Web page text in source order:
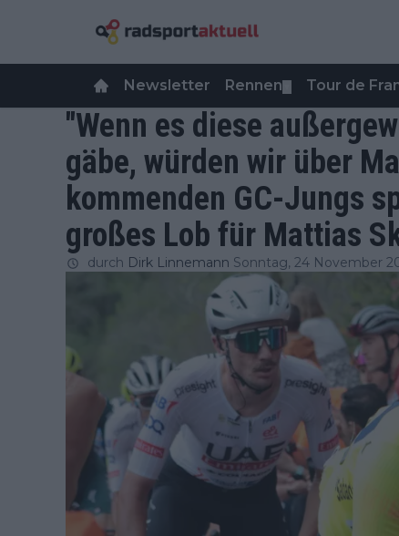
Newsletter Rennen Tour de
"Wenn es diese
gäbe, würden wir über
kommenden GC-Jungs
großes Lob für Mattias
durch Dirk Linnemann Sonntag, 24 November